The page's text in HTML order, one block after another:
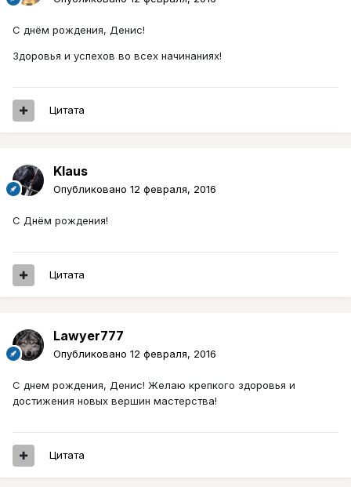
С днём рождения, Денис!
Здоровья и успехов во всех начинаниях!
Цитата
Klaus
Опубликовано 12 февраля, 2016
C Днём рождения!
Цитата
Lawyer777
Опубликовано 12 февраля, 2016
С днем рождения, Денис! Желаю крепкого здоровья и
достижения новых вершин мастерства!
Цитата